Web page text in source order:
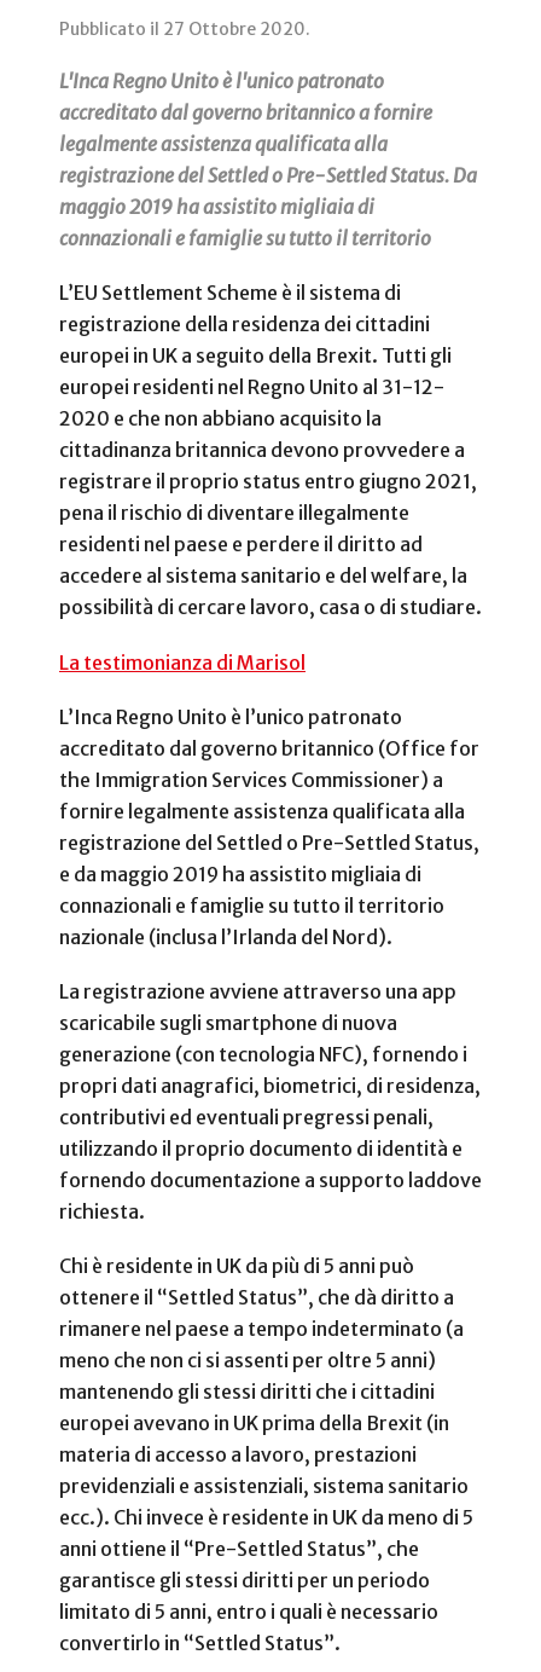
Pubblicato il 27 Ottobre 2020.
L'Inca Regno Unito è l'unico patronato
accreditato dal governo britannico a fornire
legalmente assistenza qualificata alla
registrazione del Settled o Pre-Settled Status. Da
maggio 2019 ha assistito migliaia di
connazionali e famiglie su tutto il territorio
L’EU Settlement Scheme è il sistema di
registrazione della residenza dei cittadini
europei in UK a seguito della Brexit. Tutti gli
europei residenti nel Regno Unito al 31-12-
2020 e che non abbiano acquisito la
cittadinanza britannica devono provvedere a
registrare il proprio status entro giugno 2021,
pena il rischio di diventare illegalmente
residenti nel paese e perdere il diritto ad
accedere al sistema sanitario e del welfare, la
possibilità di cercare lavoro, casa o di studiare.
La testimonianza di Marisol
L’Inca Regno Unito è l’unico patronato
accreditato dal governo britannico (Office for
the Immigration Services Commissioner) a
fornire legalmente assistenza qualificata alla
registrazione del Settled o Pre-Settled Status,
e da maggio 2019 ha assistito migliaia di
connazionali e famiglie su tutto il territorio
nazionale (inclusa l’Irlanda del Nord).
La registrazione avviene attraverso una app
scaricabile sugli smartphone di nuova
generazione (con tecnologia NFC), fornendo i
propri dati anagrafici, biometrici, di residenza,
contributivi ed eventuali pregressi penali,
utilizzando il proprio documento di identità e
fornendo documentazione a supporto laddove
richiesta.
Chi è residente in UK da più di 5 anni può
ottenere il “Settled Status”, che dà diritto a
rimanere nel paese a tempo indeterminato (a
meno che non ci si assenti per oltre 5 anni)
mantenendo gli stessi diritti che i cittadini
europei avevano in UK prima della Brexit (in
materia di accesso a lavoro, prestazioni
previdenziali e assistenziali, sistema sanitario
ecc.). Chi invece è residente in UK da meno di 5
anni ottiene il “Pre-Settled Status”, che
garantisce gli stessi diritti per un periodo
limitato di 5 anni, entro i quali è necessario
convertirlo in “Settled Status”.